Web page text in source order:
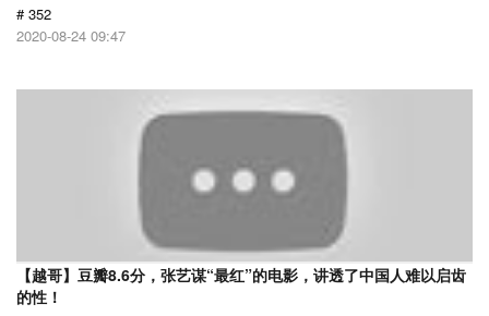
# 352
2020-08-24 09:47
【越哥】豆瓣8.6分，张艺谋“最红”的电影，讲透了中国人难以启齿
的性！